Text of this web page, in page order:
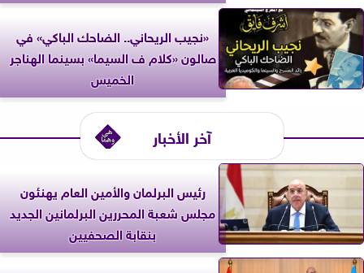
«نجيب الريحاني.. الضاحك الباكي» في
صالون «كلام ف السيما» بسينما الهناجر
الخميس
آخر الأخبار
رئيس البرلمان والأمين العام يهنئون
مجلس شعبة المحررين البرلمانين الجديد
بنقابة الصحفيين